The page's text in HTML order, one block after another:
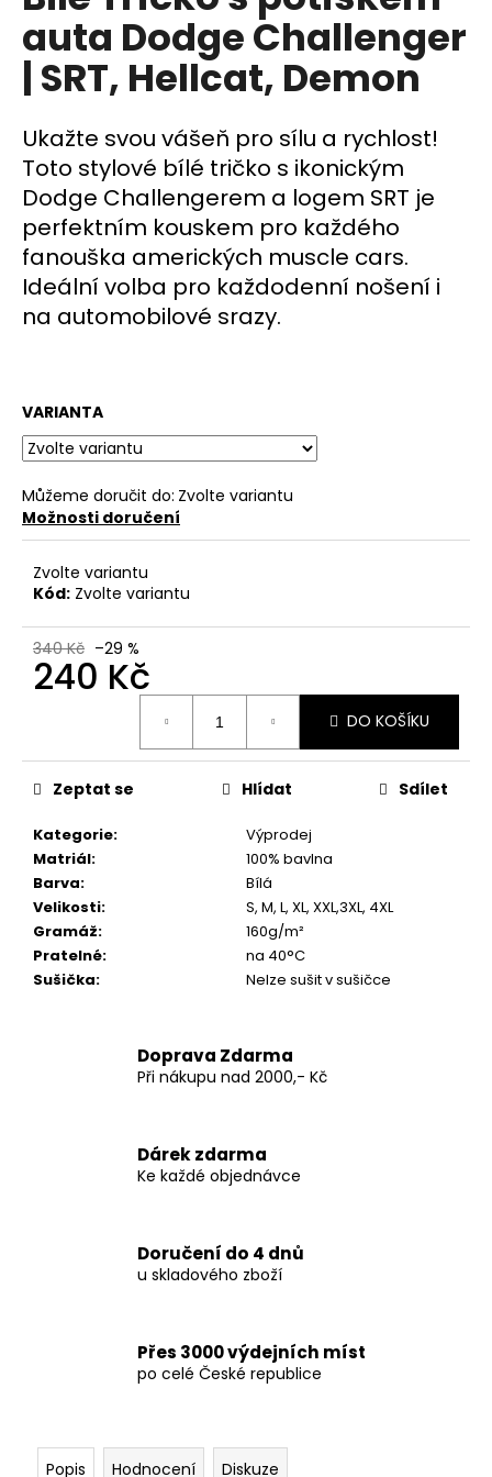
z
5
hvězdiček.
auta Dodge Challenger
| SRT, Hellcat, Demon
Ukažte svou vášeň pro sílu a rychlost!
Toto stylové bílé tričko s ikonickým
Dodge Challengerem a logem SRT je
perfektním kouskem pro každého
fanouška amerických muscle cars.
Ideální volba pro každodenní nošení i
na automobilové srazy.
VARIANTA
Můžeme doručit do: Zvolte variantu
Možnosti doručení
Zvolte variantu
Kód: Zvolte variantu
340 Kč –29 %
240 Kč
DO KOŠÍKU
Kategorie:
Výprodej
Matriál:
100% bavlna
Barva:
Bílá
Velikosti:
S, M, L, XL, XXL,3XL, 4XL
Gramáž:
160g/m²
Pratelné:
na 40°C
Sušička: Nelze sušit v sušičce
Zeptat se Hlídat Sdílet
Doprava Zdarma
Při nákupu nad 2000,- Kč
Dárek zdarma
Ke každé objednávce
Doručení do 4 dnů
u skladového zboží
Přes 3000 výdejních míst
po celé České republice
Popis Hodnocení Diskuze
a
j
?
HLEDAT
p
o
r
u
č
u
j
e
m
HERNÍ
HOUPACÍM
4
620
Kč